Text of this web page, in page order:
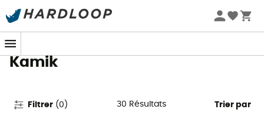
Promos d'été 🔥 -5 % EXTRA dès 2 produits* code Summer5
Bottes de neige & Après-ski
Kamik
Filtrer (0 ) 30 Résultats Trier par